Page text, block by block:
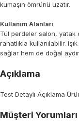
kumaşın ömrünü uzatır.
Kullanım Alanları
Tül perdeler salon, yatak
rahatlıkla kullanılabilir.
sağlar hem de doğal
Açıklama
Test Detaylı Açıklama
Müşteri Yorumları